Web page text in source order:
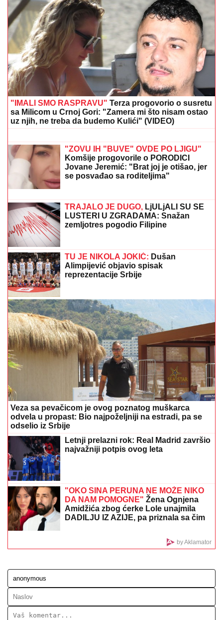
"ASMIN ŠALJE LJUDE, STANIJA ĆE DA IZGUBI
VIZU"Uroš Stanić o ulasku u Elitu 10, pretnjama i
tužbama: "Zaradiću 200.000 evra, idem u američku
ambasadu"
NOVAK ĐOKOVIĆ ČEKAO U REDU
DA KUPI SLADOLEDProdavačica iz
Crne Gore otkrila nepoznat detalj o
našem teniseru, evo kako se ponaša
na letovanju
"MOJA LJUBAV JEDINA NA SVETU"
uspomene sa Jovanom Jeremić, zbog
jednog detalja svi komentarišu da je
nije preboleo
MINA NAUMOVIĆ PROGOVORILA O PREVARI!
Ognjena Amidžića dobila škakljivo pitanje, pa iskreno
priznala: "To je lakše"
(VIDEO) LEPA BRENA PALA NA
NASTUPU U BUDVISkočili odmah da
joj pomognu - Prija i nova snajka
đuskale, a evo šta je Viktor radio cele
noći
Bila je mega popularna, a onda
napustila estradu i zaposlila se u
vulkanizerskoj radnji: "Plata mi je bila
500 maraka"
"IMALI SMO RASPRAVU"Terza progovorio o susretu
sa Milicom u Crnoj Gori: "Zamera mi što nisam ostao
uz njih, ne treba da budemo Kulići" (VIDEO)
Ćerki dao ime po devojci koja je
TRAGIČNO NASTRADALA na pruzi!
"Nadrogirala se, sela na šine, umrla je